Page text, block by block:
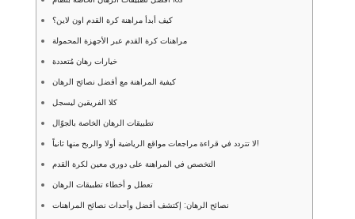
كيف أبدأ مراهنة كرة القدم اون لاين؟
مراهنات كرة القدم عبر الأجهزة المحمولة
خيارات رهان مُتعددة
كيفية المراهنة مع أفضل نصائح الرهان
كلا الفريقين ليسجل
تطبيقات الرهان الخاصة بالجوّال
لا تتردد في قراءة مراجعات مواقع الرياضية أولا والربح منها ثانياً!
التخصص في المراهنة على دوري معين لكرة القدم
تعطل و أخطاء تطبيقات الرهان
نصائح الرهان: إكتشف أفضل وأحداث نصائح المراهنات